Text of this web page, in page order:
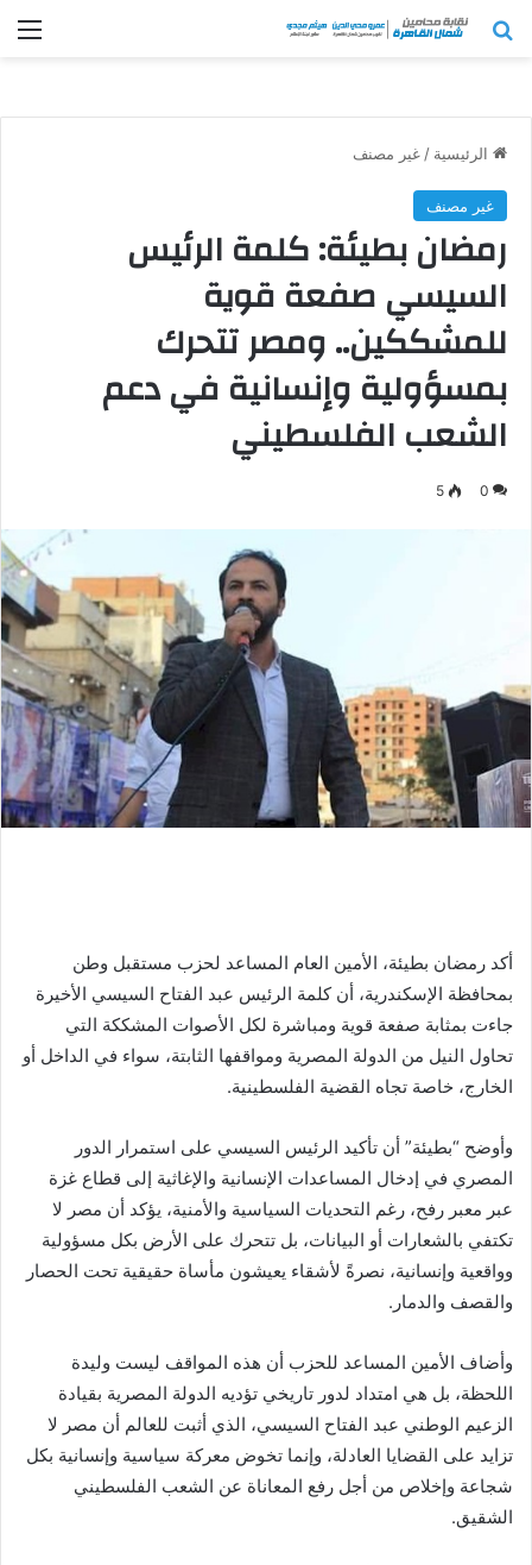
بحث عن
الرئيسية / غير مصنف
غير مصنف
رمضان بطيئة: كلمة الرئيس
السيسي صفعة قوية
للمشككين.. ومصر تتحرك
بمسؤولية وإنسانية في دعم
الشعب الفلسطيني
0
5
أكد رمضان بطيئة، الأمين العام المساعد لحزب مستقبل وطن
بمحافظة الإسكندرية، أن كلمة الرئيس عبد الفتاح السيسي الأخيرة
جاءت بمثابة صفعة قوية ومباشرة لكل الأصوات المشككة التي
تحاول النيل من الدولة المصرية ومواقفها الثابتة، سواء في الداخل أو
الخارج، خاصة تجاه القضية الفلسطينية.
وأوضح “بطيئة” أن تأكيد الرئيس السيسي على استمرار الدور
المصري في إدخال المساعدات الإنسانية والإغاثية إلى قطاع غزة
عبر معبر رفح، رغم التحديات السياسية والأمنية، يؤكد أن مصر لا
تكتفي بالشعارات أو البيانات، بل تتحرك على الأرض بكل مسؤولية
وواقعية وإنسانية، نصرةً لأشقاء يعيشون مأساة حقيقية تحت الحصار
والقصف والدمار.
وأضاف الأمين المساعد للحزب أن هذه المواقف ليست وليدة
اللحظة، بل هي امتداد لدور تاريخي تؤديه الدولة المصرية بقيادة
الزعيم الوطني عبد الفتاح السيسي، الذي أثبت للعالم أن مصر لا
تزايد على القضايا العادلة، وإنما تخوض معركة سياسية وإنسانية بكل
شجاعة وإخلاص من أجل رفع المعاناة عن الشعب الفلسطيني
الشقيق.